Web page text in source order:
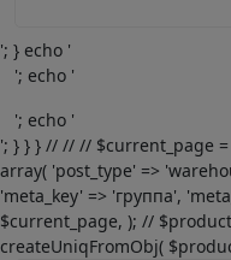
'; } echo '
'; echo '
'; echo '
'; } } } // // // $current_page =
array( 'post_type' =>
'meta_key' => 'группа',
$current_page, ); //
createUniqFromObj(